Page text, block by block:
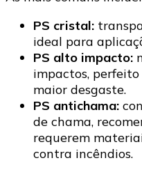
PS cristal:
ideal para
PS alto impacto:
impactos,
maior desgaste.
PS antichama:
de chama,
requerem
contra incêndios.